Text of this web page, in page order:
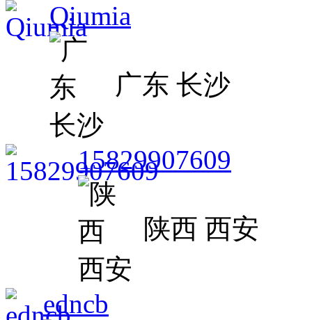
Qiumia
广东 长沙
15829907609
陕西 西安
edncb